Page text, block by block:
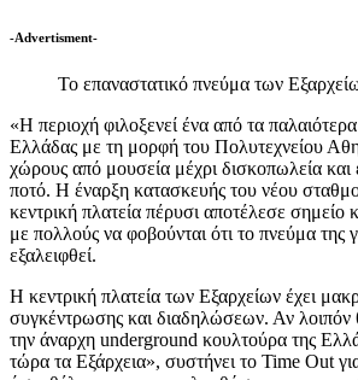
-Advertisment-
Το επαναστατικό πνεύμα των
«Η περιοχή φιλοξενεί ένα από τα
Ελλάδας με τη μορφή του Πολυτεχνείου
χώρους από μουσεία μέχρι δισκοπωλεία και
ποτό. Η έναρξη κατασκευής του νέου
κεντρική πλατεία πέρυσι αποτέλεσε σημείο
με πολλούς να φοβούνται ότι το πνεύμα της
εξαλειφθεί.
Η κεντρική πλατεία των Εξαρχείων έχει
συγκέντρωσης και διαδηλώσεων. Αν λοιπόν
την άναρχη underground κουλτούρα της
τώρα τα Εξάρχεια», συστήνει το Time Out